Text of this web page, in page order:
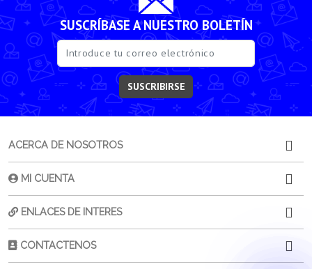
SUSCRÍBASE A NUESTRO BOLETÍN
SUSCRIBIRSE
ACERCA DE NOSOTROS
MI CUENTA
ENLACES DE INTERES
CONTACTENOS